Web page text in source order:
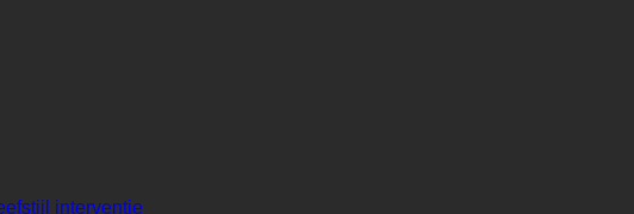
interventie